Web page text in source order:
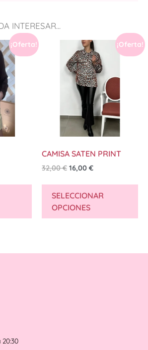
INTERESAR...
¡Oferta! ¡Oferta!
CAMISA SATEN PRINT
32,00€ 16,00 €
SELECCIONAR
OPCIONES
20:30